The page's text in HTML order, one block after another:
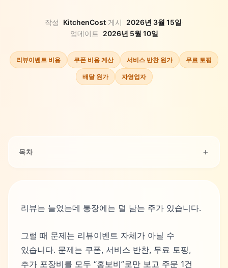
작성 KitchenCost· 게시 2026년 3월 15일
업데이트
2026년 5월 10일
리뷰이벤트 비용 쿠폰 비용 계산 서비스 반찬 원가 무료 토핑
배달 원가 자영업자
목차
리뷰는 늘었는데 통장에는 덜 남는 주가 있습니다.
그럴 때 문제는 리뷰이벤트 자체가 아닐 수
있습니다. 문제는 쿠폰, 서비스 반찬, 무료 토핑,
추가 포장비를 모두 “홍보비”로만 보고 주문 1건